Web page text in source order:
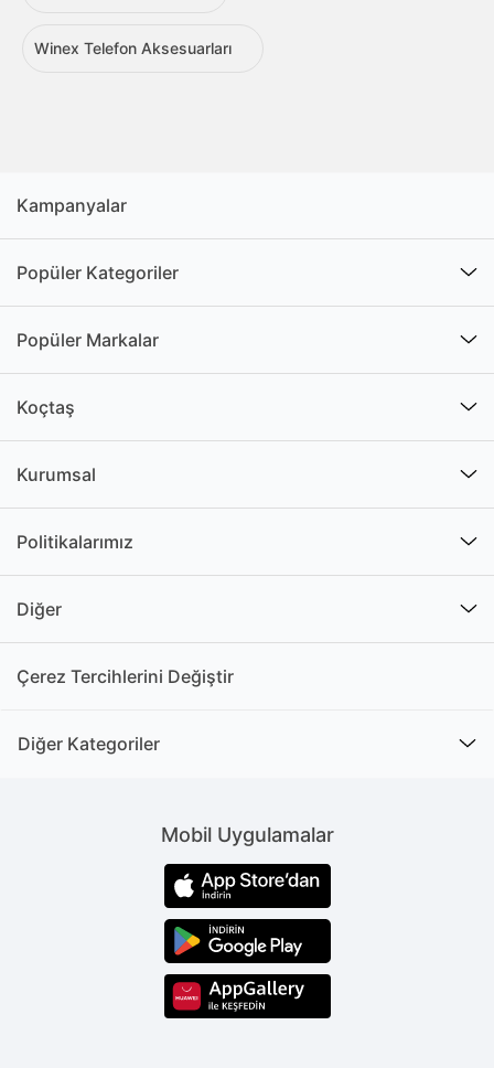
Winex Telefon Aksesuarları
Kampanyalar
Popüler Kategoriler
Popüler Markalar
Koçtaş
Kurumsal
Politikalarımız
Diğer
Çerez Tercihlerini Değiştir
Diğer Kategoriler
Mobil Uygulamalar